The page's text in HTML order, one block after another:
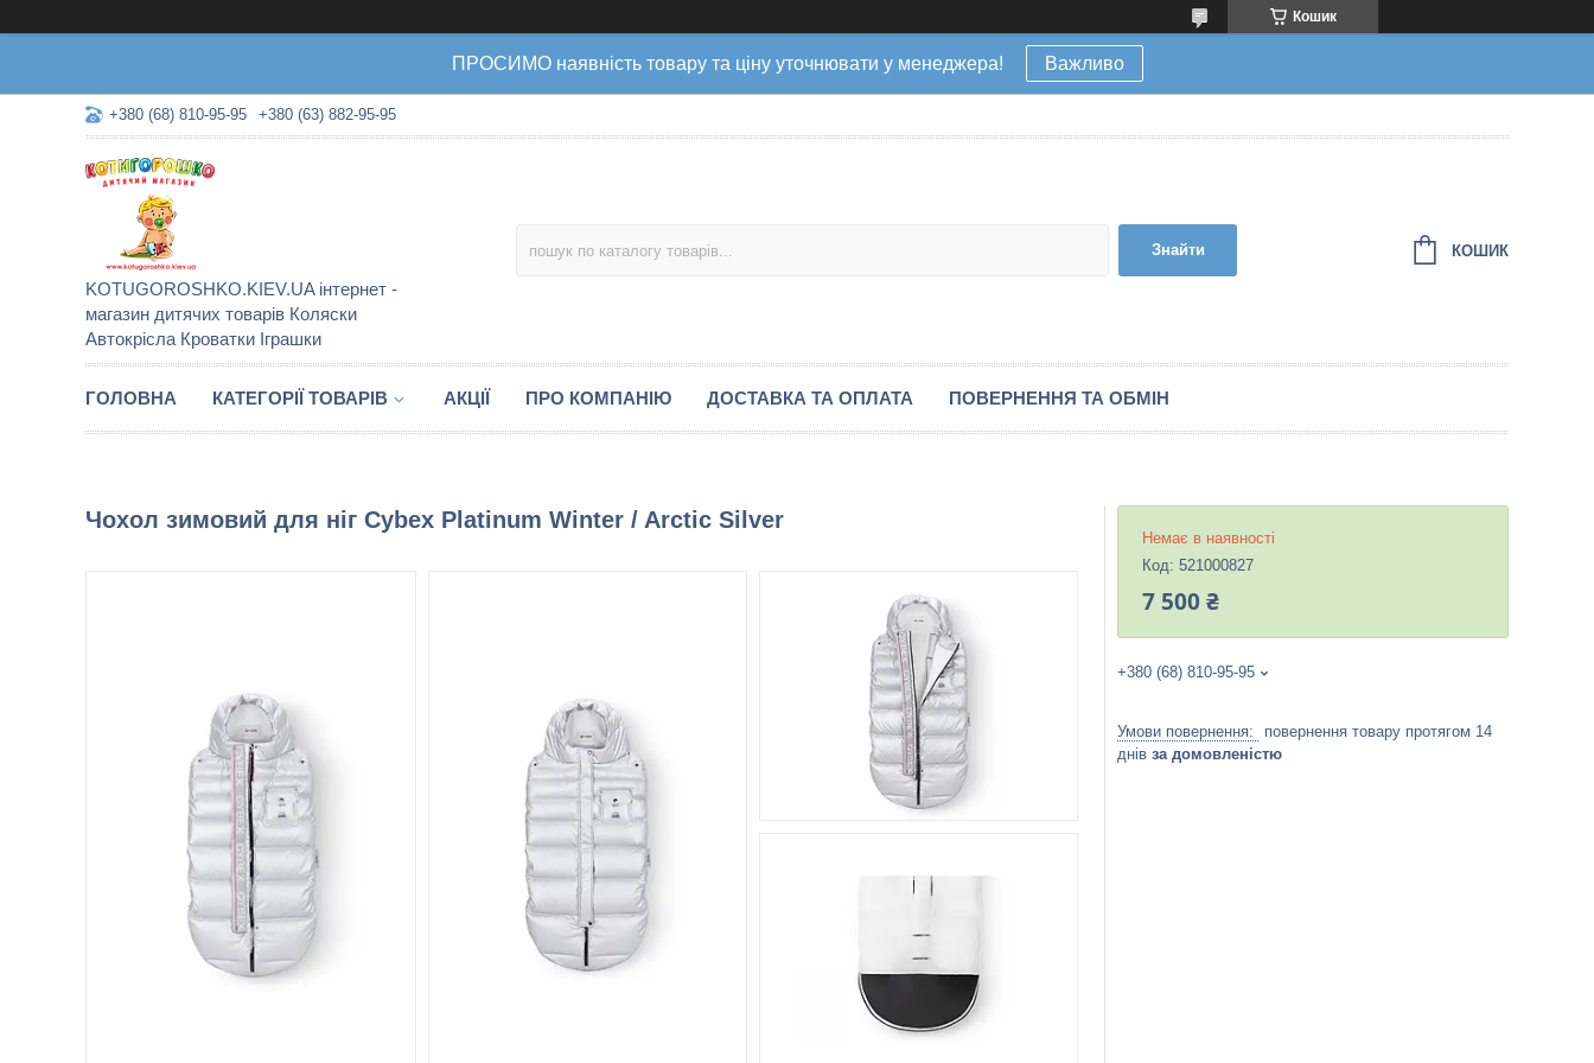
Кошик
ПРОСИМО наявність товару та ціну уточнювати у менеджера! Важливо
+380 (68) 810-95-95 +380 (63) 882-95-95
KOTUGOROSHKO.KIEV.UA інтернет -
магазин дитячих товарів Коляски
Автокрісла Кроватки Іграшки
Знайти КОШИК
ГОЛОВНА КАТЕГОРІЇ ТОВАРІВ АКЦІЇ ПРО КОМПАНІЮ ДОСТАВКА ТА ОПЛАТА ПОВЕРНЕННЯ ТА ОБМІН
Чохол зимовий для ніг Cybex Platinum Winter / Arctic Silver
Немає в наявності
Код: 521000827
7 500 ₴
+380 (68) 810-95-95
повернення товару протягом 14
днів за домовленістю